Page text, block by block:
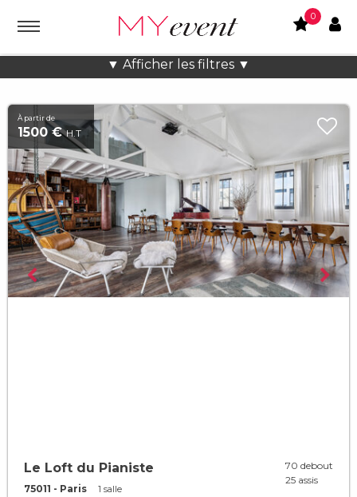
0
▼ Afficher les filtres ▼
Salles de conférence à Paris
À partir de
1500 €H.T
Le Loft du Pianiste
75011 - Paris 1 salle
70 debout
25 assis